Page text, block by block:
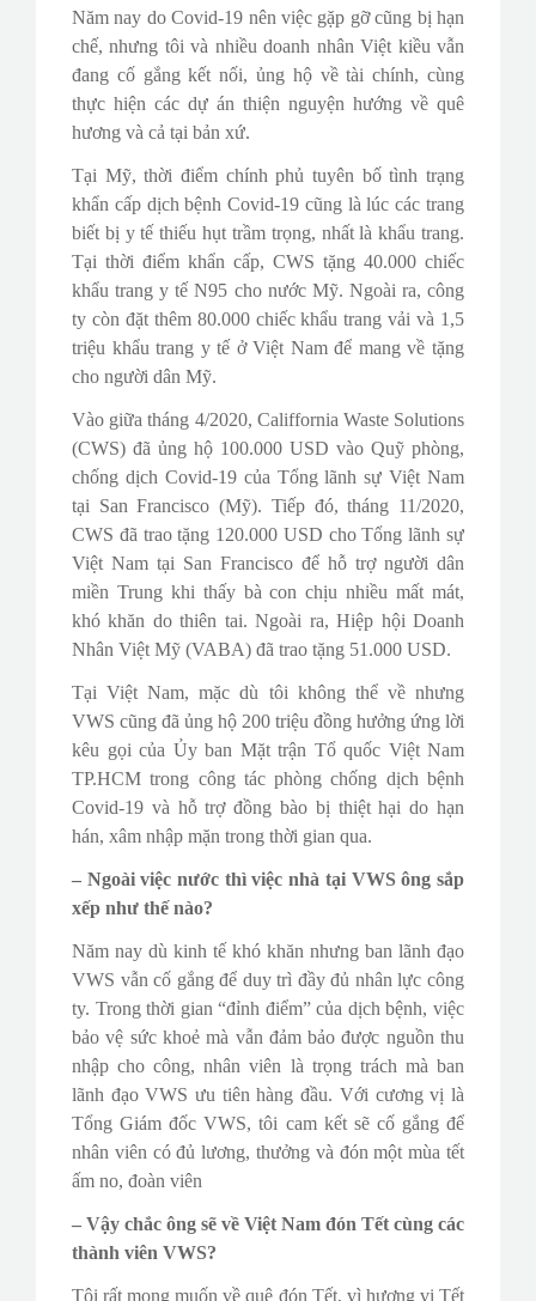
Năm nay do Covid-19 nên việc gặp gỡ cũng bị hạn
chế, nhưng tôi và nhiều doanh nhân Việt kiều vẫn
đang cố gắng kết nối, ủng hộ về tài chính, cùng
thực hiện các dự án thiện nguyện hướng về quê
hương và cả tại bản xứ.
Tại Mỹ, thời điểm chính phủ tuyên bố tình trạng
khẩn cấp dịch bệnh Covid-19 cũng là lúc các trang
biết bị y tế thiếu hụt trầm trọng, nhất là khẩu trang.
Tại thời điểm khẩn cấp, CWS tặng 40.000 chiếc
khẩu trang y tế N95 cho nước Mỹ. Ngoài ra, công
ty còn đặt thêm 80.000 chiếc khẩu trang vải và 1,5
triệu khẩu trang y tế ở Việt Nam để mang về tặng
cho người dân Mỹ.
Vào giữa tháng 4/2020, Califfornia Waste Solutions
(CWS) đã ủng hộ 100.000 USD vào Quỹ phòng,
chống dịch Covid-19 của Tổng lãnh sự Việt Nam
tại San Francisco (Mỹ). Tiếp đó, tháng 11/2020,
CWS đã trao tặng 120.000 USD cho Tổng lãnh sự
Việt Nam tại San Francisco để hỗ trợ người dân
miền Trung khi thấy bà con chịu nhiều mất mát,
khó khăn do thiên tai. Ngoài ra, Hiệp hội Doanh
Nhân Việt Mỹ (VABA) đã trao tặng 51.000 USD.
Tại Việt Nam, mặc dù tôi không thể về nhưng
VWS cũng đã ủng hộ 200 triệu đồng hưởng ứng lời
kêu gọi của Ủy ban Mặt trận Tổ quốc Việt Nam
TP.HCM trong công tác phòng chống dịch bệnh
Covid-19 và hỗ trợ đồng bào bị thiệt hại do hạn
hán, xâm nhập mặn trong thời gian qua.
– Ngoài việc nước thì việc nhà tại VWS ông sắp
xếp như thế nào?
Năm nay dù kinh tế khó khăn nhưng ban lãnh đạo
VWS vẫn cố gắng để duy trì đầy đủ nhân lực công
ty. Trong thời gian “đỉnh điểm” của dịch bệnh, việc
bảo vệ sức khoẻ mà vẫn đảm bảo được nguồn thu
nhập cho công, nhân viên là trọng trách mà ban
lãnh đạo VWS ưu tiên hàng đầu. Với cương vị là
Tổng Giám đốc VWS, tôi cam kết sẽ cố gắng để
nhân viên có đủ lương, thưởng và đón một mùa tết
ấm no, đoàn viên
– Vậy chắc ông sẽ về Việt Nam đón Tết cùng các
thành viên VWS?
Tôi rất mong muốn về quê đón Tết, vì hương vị Tết